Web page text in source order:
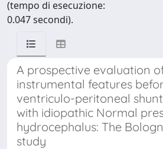
(tempo di esecuzione:
0.047 secondi).
A prospective evaluation
instrumental features
ventriculo-peritoneal
with idiopathic Normal
hydrocephalus: The
study